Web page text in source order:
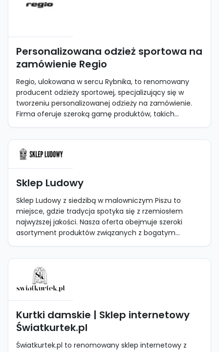
Personalizowana odzież sportowa na
zamówienie Regio
Regio, ulokowana w sercu Rybnika, to renomowany
producent odzieży sportowej, specjalizujący się w
tworzeniu personalizowanej odzieży na zamówienie.
Firma oferuje szeroką gamę produktów, takich...
Sklep Ludowy
Sklep Ludowy z siedzibą w malowniczym Piszu to
miejsce, gdzie tradycja spotyka się z rzemiosłem
najwyższej jakości. Nasza oferta obejmuje szeroki
asortyment produktów związanych z bogatym...
Kurtki damskie | Sklep internetowy
Światkurtek.pl
Światkurtek.pl to renomowany sklep internetowy z